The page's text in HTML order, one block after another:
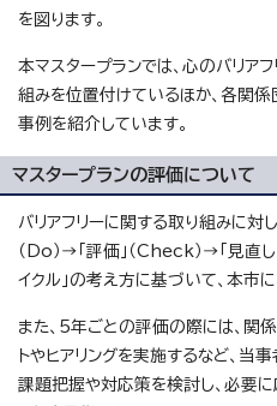
を図ります。
本マスタープランでは、心のバリア
組みを位置付けているほか、各関
事例を紹介しています。
マスタープランの評価について
バリアフリーに関する取り組みに対し
（Do）→「評価」（Check）→「見直
イクル」の考え方に基づいて、本市
また、5年ごとの評価の際には、関
トやヒアリングを実施するなど、当
課題把握や対応策を検討し、必要